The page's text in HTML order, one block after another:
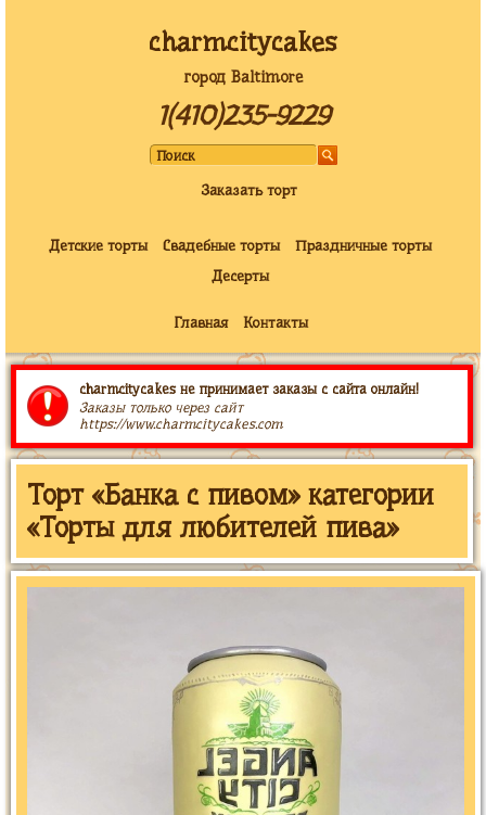
charmcitycakes
город Baltimore
1(410)235-9229
Заказать торт
Детские торты Свадебные торты
Праздничные торты
Десерты
Главная Контакты
charmcitycakes не принимает заказы с сайта онлайн!
Заказы только через сайт
https://www.charmcitycakes.com
Торт «Банка с пивом» категории
«Торты для любителей пива»